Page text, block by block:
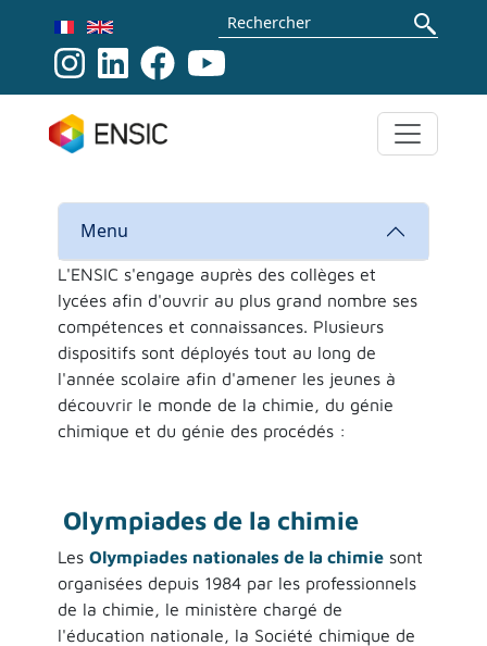
Aller au contenu principalRechercher
Menu
L'ENSIC s'engage auprès des collèges et
lycées afin d'ouvrir au plus grand nombre ses
compétences et connaissances. Plusieurs
dispositifs sont déployés tout au long de
l'année scolaire afin d'amener les jeunes à
découvrir le monde de la chimie, du génie
chimique et du génie des procédés :
Olympiades de la chimie
Les Olympiades nationales de la chimiesont
organisées depuis 1984 par les professionnels
de la chimie, le ministère chargé de
l'éducation nationale, la Société chimique de